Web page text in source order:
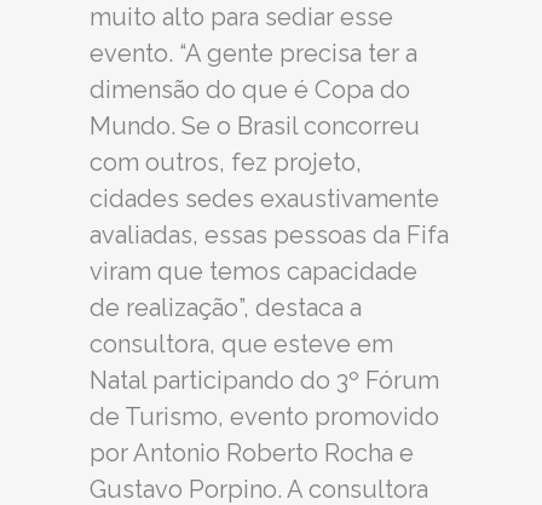
muito alto para sediar esse
evento. “A gente precisa ter a
dimensão do que é Copa do
Mundo. Se o Brasil concorreu
com outros, fez projeto,
cidades sedes exaustivamente
avaliadas, essas pessoas da Fifa
viram que temos capacidade
de realização”, destaca a
consultora, que esteve em
Natal participando do 3º Fórum
de Turismo, evento promovido
por Antonio Roberto Rocha e
Gustavo Porpino. A consultora